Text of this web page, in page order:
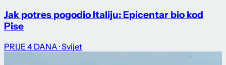
Jak potres pogodio Italiju: Epicentar bio kod
Pise
PRIJE 4 DANA · Svijet